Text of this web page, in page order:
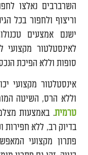
השרברבים נאלצו
וריצוף ולחפור בכל
ישנם אמצעים
לאינסטלטור
סופות וללא הפיכת
אינסטלטור מקצועי
וללא הרס, השיטה
טרמית. באמצעות
בדיוק רב, ללא חפירות
פתרון מקצועי